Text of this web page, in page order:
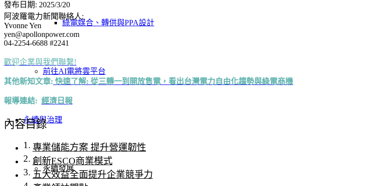
綠電媒合、轉供與PPA設計
前往AI電將雲平台
永續與治理
永續發展
發布日期: 2025/3/20
阿波羅電力新聞聯絡人:
Yvonne Yen
yen@apollonpower.com
04-2254-6688 #2241
歡迎企業與我們聯繫!
其他新知文章: 快速了解: 從三轉一到開放售電，看出台灣電力自由化趨勢與綠電商機
報導連結: 經濟日報
內容目錄
專業儲能方案 提升營運韌性
創新ESCO商業模式
五大效益全面提升企業競爭力